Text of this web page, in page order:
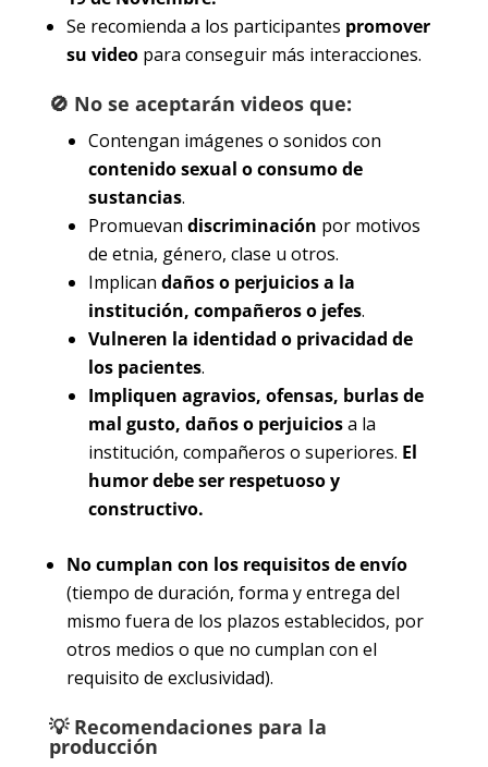
Se recomienda a los participantes promover
su videopara conseguir más interacciones.
🚫 No se aceptarán videos que:
Contengan imágenes o sonidos con
contenido sexual o consumo de
sustancias.
Promuevan discriminación por motivos
de etnia, género, clase u otros.
Implican daños o perjuicios a la
institución, compañeros o jefes.
Vulneren la identidad o privacidad de
los pacientes.
Impliquen agravios, ofensas, burlas de
mal gusto, daños o perjuiciosa la
institución, compañeros o superiores. El
humor debe ser respetuoso y
constructivo.
No cumplan con los requisitos de envío
(tiempo de duración, forma y entrega del
mismo fuera de los plazos establecidos, por
otros medios o que no cumplan con el
requisito de exclusividad).
💡 Recomendaciones para la
producción